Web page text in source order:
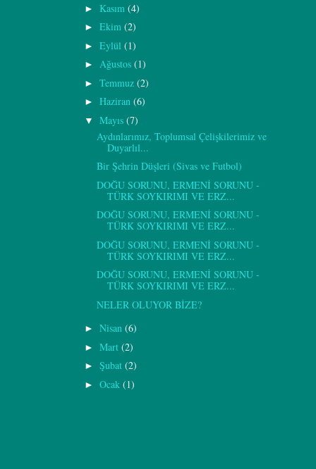
► Kasım (4)
► Ekim (2)
► Eylül (1)
► Ağustos (1)
► Temmuz (2)
► Haziran (6)
▼ Mayıs (7)
Aydınlarımız, Toplumsal Çelişkilerimiz ve
Duyarlıl...
Bir Şehrin Düşleri (Sivas ve Futbol)
DOĞU SORUNU, ERMENİ SORUNU -
TÜRK SOYKIRIMI VE ERZ...
DOĞU SORUNU, ERMENİ SORUNU -
TÜRK SOYKIRIMI VE ERZ...
DOĞU SORUNU, ERMENİ SORUNU -
TÜRK SOYKIRIMI VE ERZ...
DOĞU SORUNU, ERMENİ SORUNU -
TÜRK SOYKIRIMI VE ERZ...
NELER OLUYOR BİZE?
► Nisan (6)
► Mart (2)
► Şubat (2)
► Ocak (1)